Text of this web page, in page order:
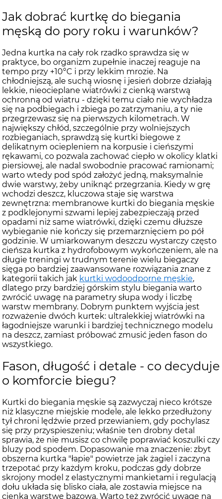
Jak dobrać kurtkę do biegania
męską do pory roku i warunków?
Jedna kurtka na cały rok rzadko sprawdza się w
praktyce, bo organizm zupełnie inaczej reaguje na
tempo przy +10°C i przy lekkim mrozie. Na
chłodniejszą, ale suchą wiosnę i jesień dobrze działają
lekkie, nieocieplane wiatrówki z cienką warstwą
ochronną od wiatru - dzięki temu ciało nie wychładza
się na podbiegach i zbiega po zatrzymaniu, a ty nie
przegrzewasz się na pierwszych kilometrach. W
największy chłód, szczególnie przy wolniejszych
rozbieganiach, sprawdzą się kurtki biegowe z
delikatnym ociepleniem na korpusie i cieńszymi
rękawami, co pozwala zachować ciepło w okolicy klatki
piersiowej, ale nadal swobodnie pracować ramionami;
warto wtedy pod spód założyć jedną, maksymalnie
dwie warstwy, żeby uniknąć przegrzania. Kiedy w grę
wchodzi deszcz, kluczowa staje się warstwa
zewnętrzna: membranowe kurtki do biegania męskie
z podklejonymi szwami lepiej zabezpieczają przed
opadami niż same wiatrówki, dzięki czemu dłuższe
wybieganie nie kończy się przemarznięciem po pół
godzinie. W umiarkowanym deszczu wystarczy często
cieńsza kurtka z hydrofobowym wykończeniem, ale na
długie treningi w trudnym terenie wielu biegaczy
sięga po bardziej zaawansowane rozwiązania znane z
kategorii takich jak kurtki wodoodporne męskie,
dlatego przy bardziej górskim stylu biegania warto
zwrócić uwagę na parametry słupa wody i liczbę
warstw membrany. Dobrym punktem wyjścia jest
rozważenie dwóch kurtek: ultralekkiej wiatrówki na
łagodniejsze warunki i bardziej technicznego modelu
na deszcz, zamiast próbować zmusić jeden fason do
wszystkiego.
Fason, długość i detale - co decyduje
o komforcie biegu?
Kurtki do biegania męskie są zazwyczaj nieco krótsze
niż klasyczne miejskie modele, ale lekko przedłużony
tył chroni lędźwie przed przewianiem, gdy pochylasz
się przy przyspieszeniu; właśnie ten drobny detal
sprawia, że nie musisz co chwilę poprawiać koszulki czy
bluzy pod spodem. Dopasowanie ma znaczenie: zbyt
obszerna kurtka "łapie" powietrze jak żagiel i zaczyna
trzepotać przy każdym kroku, podczas gdy dobrze
skrojony model z elastycznymi mankietami i regulacją
dołu układa się blisko ciała, ale zostawia miejsce na
cienką warstwę bazową. Warto też zwrócić uwagę na